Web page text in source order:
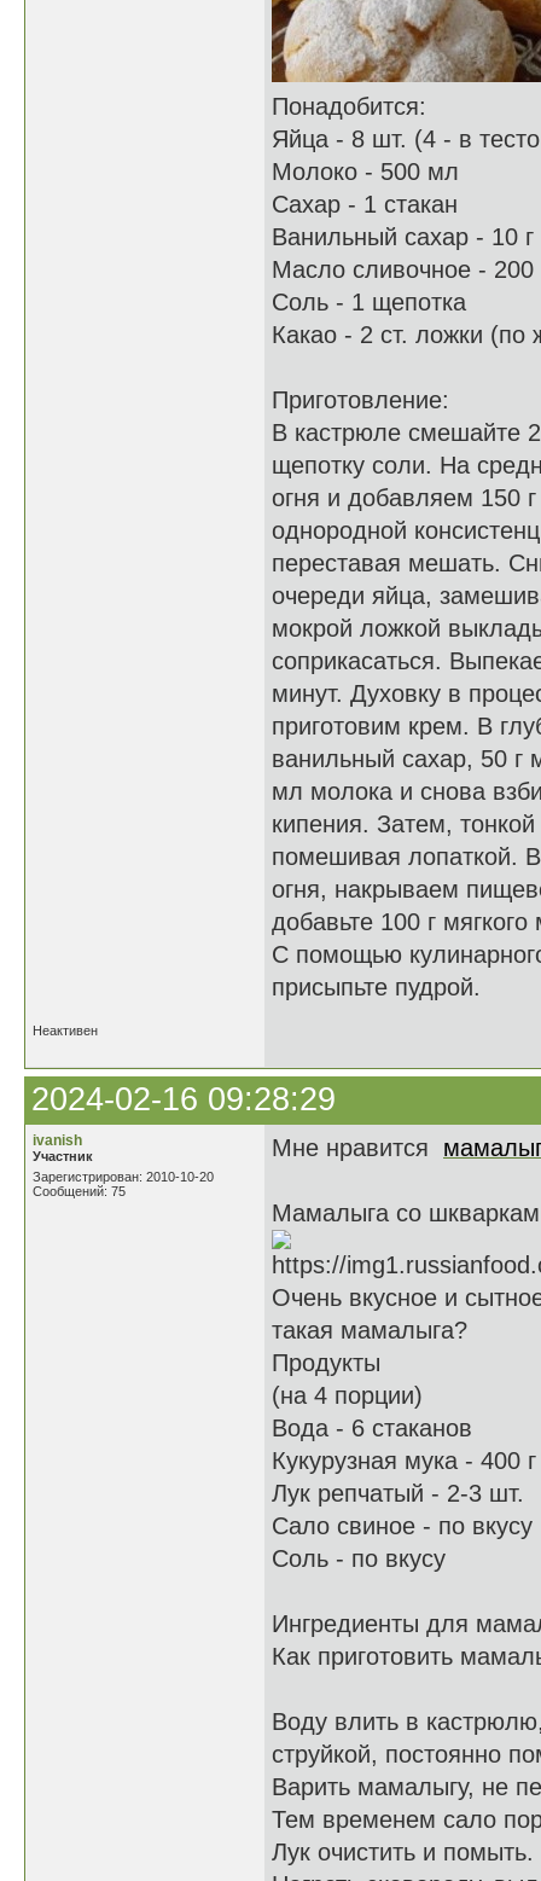
Понадобится:
Яйца - 8 шт. (4 - в
Молоко - 500 мл
Сахар - 1 стакан
Ванильный сахар - 10 г
Масло сливочное - 200
Соль - 1 щепотка
Какао - 2 ст. ложки (по
Приготовление:
В кастрюле смешайте
щепотку соли. На
огня и добавляем 150
однородной
переставая мешать.
очереди яйца,
мокрой ложкой
соприкасаться.
минут. Духовку в
приготовим крем. В
ванильный сахар, 50 г
мл молока и снова
кипения. Затем,
помешивая лопаткой.
огня, накрываем
добавьте 100 г
С помощью
присыпьте пудрой.
Неактивен
2024-02-16 09:28:29
ivanish
Участник
Зарегистрирован: 2010-10-20
Сообщений: 75
Мне нравится
Мамалыга со
Очень вкусное и
такая мамалыга?
Продукты
(на 4 порции)
Вода - 6 стаканов
Кукурузная мука - 400 г
Лук репчатый - 2-3 шт.
Сало свиное - по вкусу
Соль - по вкусу
Ингредиенты для
Как приготовить
Воду влить в
струйкой, постоянно
Варить мамалыгу, не
Тем временем сало
Лук очистить и